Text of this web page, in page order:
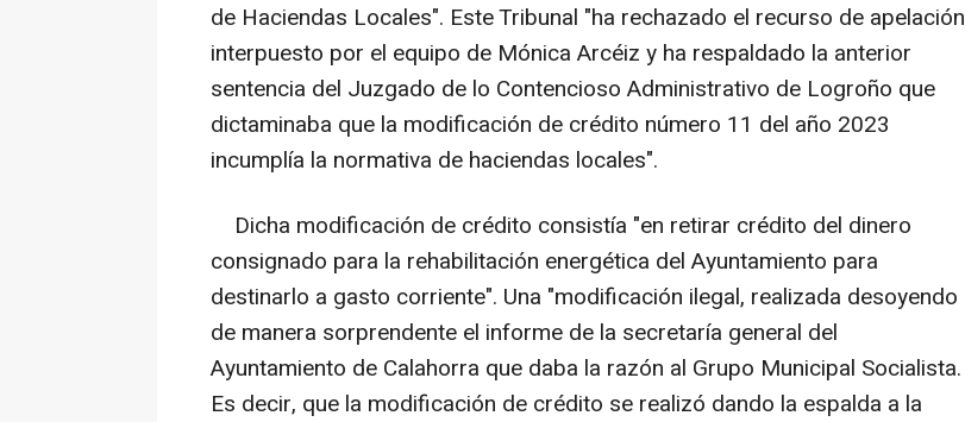
de Haciendas Locales". Este Tribunal "ha rechazado el recurso de apelación
interpuesto por el equipo de Mónica Arcéiz y ha respaldado la anterior
sentencia del Juzgado de lo Contencioso Administrativo de Logroño que
dictaminaba que la modificación de crédito número 11 del año 2023
incumplía la normativa de haciendas locales".
Dicha modificación de crédito consistía "en retirar crédito del dinero
consignado para la rehabilitación energética del Ayuntamiento para
destinarlo a gasto corriente". Una "modificación ilegal, realizada desoyendo
de manera sorprendente el informe de la secretaría general del
Ayuntamiento de Calahorra que daba la razón al Grupo Municipal Socialista.
Es decir, que la modificación de crédito se realizó dando la espalda a la